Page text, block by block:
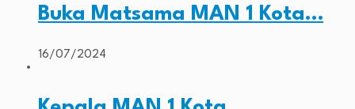
Buka Matsama MAN 1 Kota…
16/07/2024